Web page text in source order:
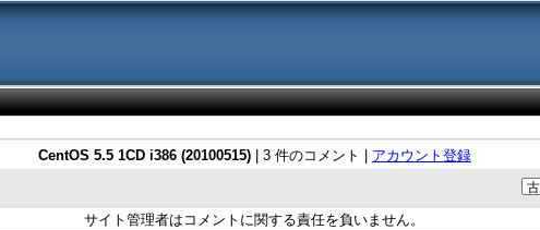
CentOS 5.5 1CD i386 (20100515)| 3 件のコメント | アカウント登録
サイト管理者はコメントに関する責任を負いません。